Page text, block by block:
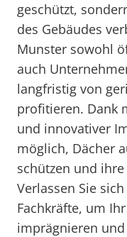
geschützt,
des Gebäudes
Munster sowohl
auch
langfristig von
profitieren. Dank
und innovativer
möglich, Dächer
schützen und
Verlassen Sie
Fachkräfte, um
imprägnieren